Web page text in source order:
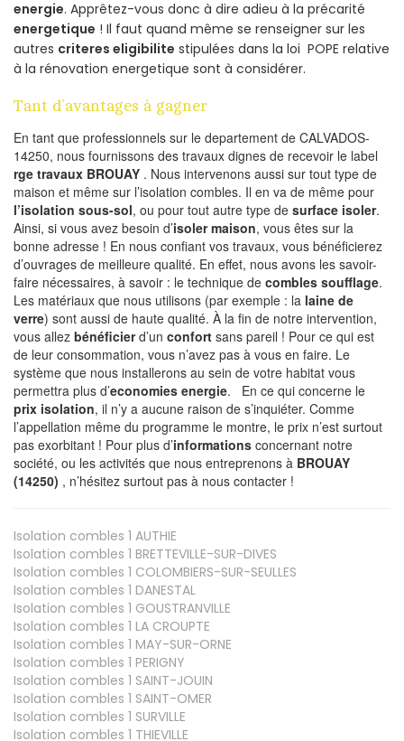
energie. Apprêtez-vous donc à dire adieu à la précarité
energetique ! Il faut quand même se renseigner sur les
autres criteres eligibilite stipulées dans la loi POPE relative
à la rénovation energetique sont à considérer.
Tant d’avantages à gagner
En tant que professionnels sur le departement de CALVADOS-
14250, nous fournissons des travaux dignes de recevoir le label
rge travaux BROUAY . Nous intervenons aussi sur tout type de
maison et même sur l’isolation combles. Il en va de même pour
l’isolation sous-sol, ou pour tout autre type de surface isoler.
Ainsi, si vous avez besoin d’isoler maison, vous êtes sur la
bonne adresse ! En nous confiant vos travaux, vous bénéficierez
d’ouvrages de meilleure qualité. En effet, nous avons les savoir-
faire nécessaires, à savoir : le technique de combles soufflage.
Les matériaux que nous utilisons (par exemple : la laine de
verre) sont aussi de haute qualité. À la fin de notre intervention,
vous allez bénéficierd’un confort sans pareil ! Pour ce qui est
de leur consommation, vous n’avez pas à vous en faire. Le
système que nous installerons au sein de votre habitat vous
permettra plus d’economies energie. En ce qui concerne le
prix isolation, il n’y a aucune raison de s’inquiéter. Comme
l’appellation même du programme le montre, le prix n’est surtout
pas exorbitant ! Pour plus d’informations concernant notre
société, ou les activités que nous entreprenons à BROUAY
(14250) , n’hésitez surtout pas à nous contacter !
Isolation combles 1 AUTHIE
Isolation combles 1 BRETTEVILLE-SUR-DIVES
Isolation combles 1 COLOMBIERS-SUR-SEULLES
Isolation combles 1 DANESTAL
Isolation combles 1 GOUSTRANVILLE
Isolation combles 1 LA CROUPTE
Isolation combles 1 MAY-SUR-ORNE
Isolation combles 1 PERIGNY
Isolation combles 1 SAINT-JOUIN
Isolation combles 1 SAINT-OMER
Isolation combles 1 SURVILLE
Isolation combles 1 THIEVILLE